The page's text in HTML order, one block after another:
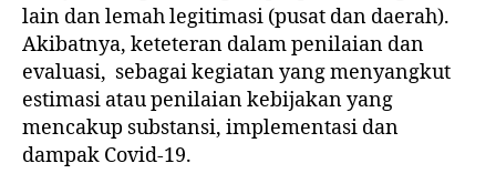
lain dan lemah legitimasi (pusat dan daerah).
Akibatnya, keteteran dalam penilaian dan
evaluasi, sebagai kegiatan yang menyangkut
estimasi atau penilaian kebijakan yang
mencakup substansi, implementasi dan
dampak Covid-19.